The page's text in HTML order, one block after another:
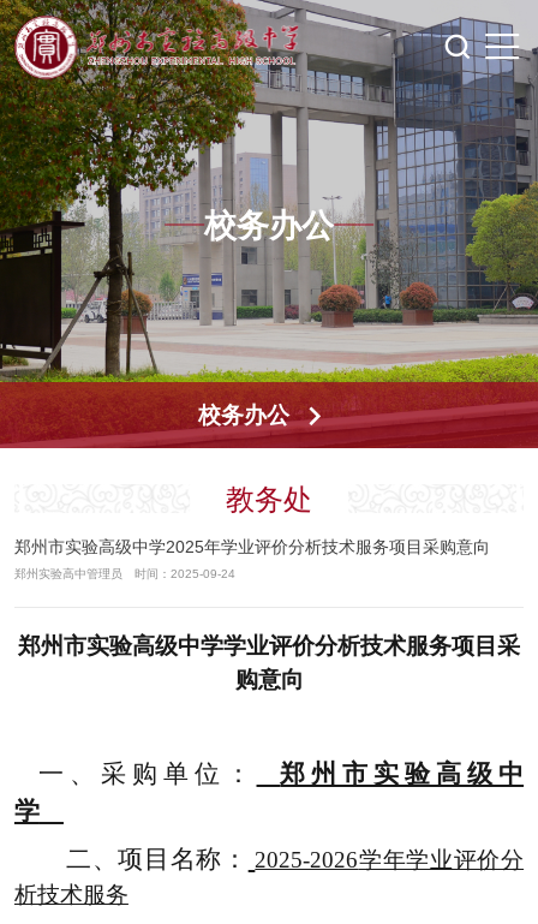
校务办公
校务办公
教务处
郑州市实验高级中学2025年学业评价分析技术服务项目采购意向
郑州实验高中管理员 时间：2025-09-24
郑州市实验高级中学学业评价分析技术服务项目采
购意向
一、 采购 单位：
郑州市实验高级中
学
二、项目名称： 2025-2026学年学业评价分
析技术服务